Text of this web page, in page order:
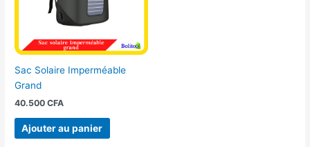
Sac Solaire Imperméable
Grand
40.500CFA
Ajouter au panier